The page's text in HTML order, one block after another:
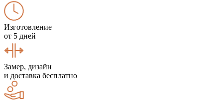
Изготовление
от 5 дней
Замер, дизайн
и доставка бесплатно